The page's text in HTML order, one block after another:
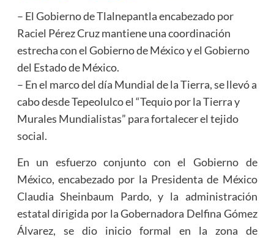
– El Gobierno de Tlalnepantla encabezado por
Raciel Pérez Cruz mantiene una coordinación
estrecha con el Gobierno de México y el Gobierno
del Estado de México.
– En el marco del día Mundial de la Tierra, se llevó a
cabo desde Tepeolulco el “Tequio por la Tierra y
Murales Mundialistas” para fortalecer el tejido
social.
En un esfuerzo conjunto con el Gobierno de
México, encabezado por la Presidenta de México
Claudia Sheinbaum Pardo, y la administración
estatal dirigida por la Gobernadora Delfina Gómez
Álvarez, se dio inicio formal en la zona de